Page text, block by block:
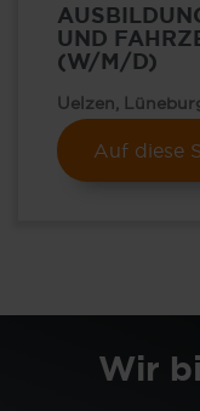
UND
(W/M/D)
Uelzen,
Auf diese
Wir